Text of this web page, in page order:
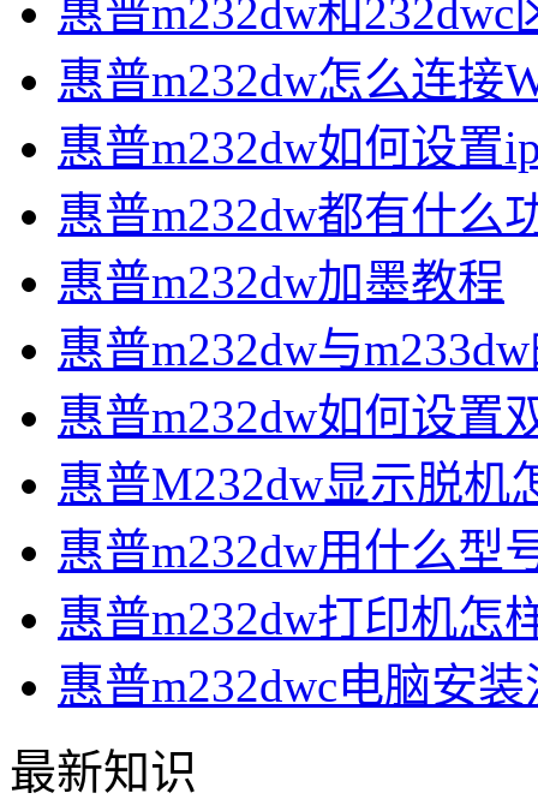
惠普m232dw和232dwc
惠普m232dw怎么连接
惠普m232dw如何设置
惠普m232dw都有什么
惠普m232dw加墨教程
惠普m232dw与
惠普m232dw如何设置
惠普M232dw显示脱机
惠普m232dw用什么型
惠普m232dw打印机怎
惠普m232dwc电脑安
最新知识